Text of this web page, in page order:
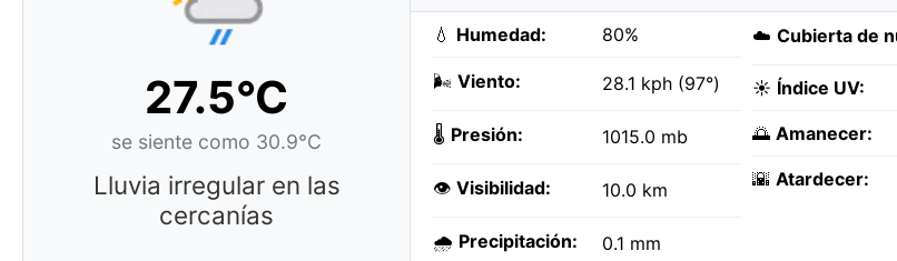
27.5°C
se siente como 30.9°C
Lluvia irregular en las
cercanías
💧 Humedad: 80%
🌬️ Viento: 28.1 kph (97°)
🌡️ Presión: 1015.0 mb
👁️ Visibilidad: 10.0 km
🌧️ Precipitación: 0.1 mm
☁️ Cubierta de
☀️ Índice UV:
🌅 Amanecer:
🌇 Atardecer: